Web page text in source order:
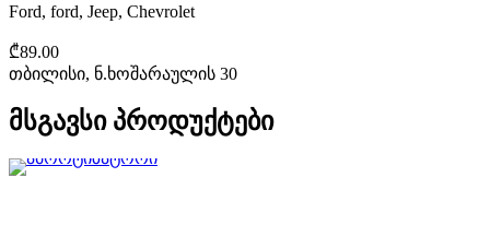
Ford, ford, Jeep, Chevrolet
₾89.00
თბილისი, ნ.ხოშარაულის 30
მსგავსი პროდუქტები